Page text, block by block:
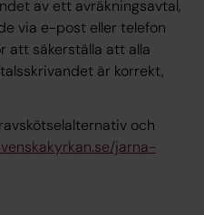
av ett avräkningsavtal,
via e-post eller telefon
att säkerställa att alla
är korrekt,
och
jarna-